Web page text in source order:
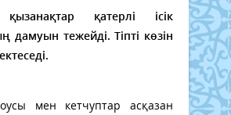
қызанақтар қатерлі ісік
дамуын тежейді. Тіпті көзін
мен кетчуптар асқазан